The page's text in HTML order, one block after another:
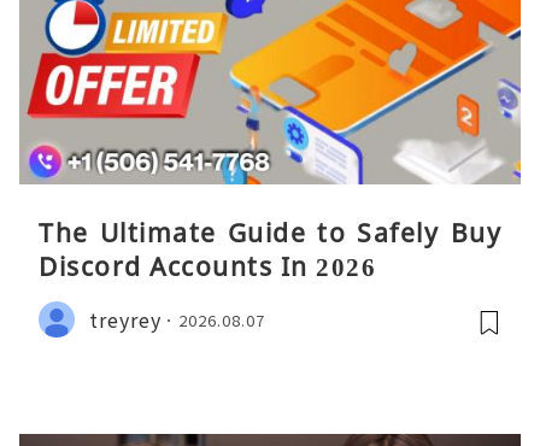
The Ultimate Guide to Safely Buy
Discord Accounts In 2026
treyrey 2026.08.07